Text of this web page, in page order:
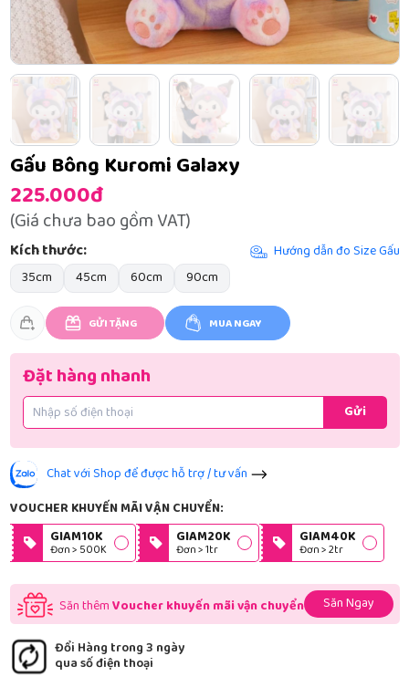
Gấu Bông Kuromi Galaxy
225.000đ
(Giá chưa bao gồm VAT)
Kích thước:
Hướng dẫn đo Size Gấu
35cm
45cm 60cm 90cm
GỬI TẶNG MUA NGAY
Đặt hàng nhanh
Gửi
Chat với Shop để được hỗ trợ / tư vấn
VOUCHER KHUYẾN MÃI VẬN CHUYỂN:
GIAM10K
Đơn > 500K
GIAM20K
Đơn > 1tr
GIAM40K
Đơn > 2tr
Săn thêmVoucher khuyến mãi vận chuyển Săn Ngay
Đổi Hàng trong 3 ngày
qua số điện thoại